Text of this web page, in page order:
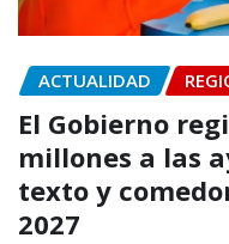
ACTUALIDAD
El Gobierno
millones a las
texto y
2027